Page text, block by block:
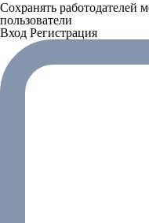
Сохранять работодателей
пользователи
Вход Регистрация